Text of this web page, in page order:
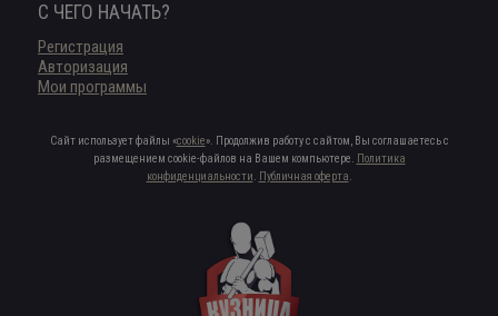
С ЧЕГО НАЧАТЬ?
Регистрация
Авторизация
Мои программы
Сайт использует файлы «cookie». Продолжив работу с сайтом, Вы соглашаетесь с
размещением cookie-файлов на Вашем компьютере. Политика
конфиденциальности. Публичная оферта.